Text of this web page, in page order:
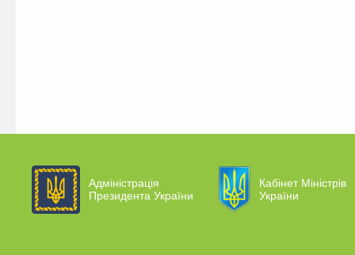
Адміністрація
Президента України
Кабінет Міністрів
України